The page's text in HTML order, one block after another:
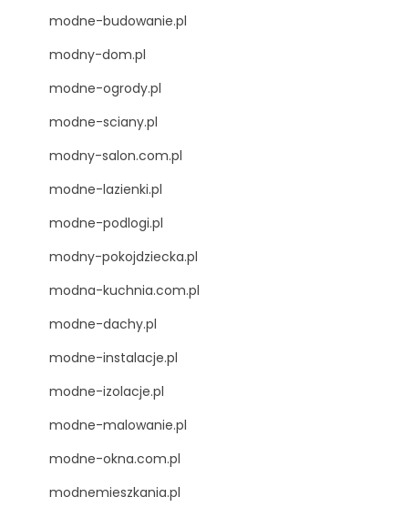
modne-budowanie.pl
modny-dom.pl
modne-ogrody.pl
modne-sciany.pl
modny-salon.com.pl
modne-lazienki.pl
modne-podlogi.pl
modny-pokojdziecka.pl
modna-kuchnia.com.pl
modne-dachy.pl
modne-instalacje.pl
modne-izolacje.pl
modne-malowanie.pl
modne-okna.com.pl
modnemieszkania.pl